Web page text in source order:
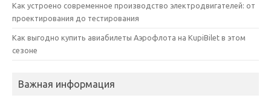
Как устроено современное производство электродвигателей: от
проектирования до тестирования
Как выгодно купить авиабилеты Аэрофлота на KupiBilet в этом
сезоне
Важная информация